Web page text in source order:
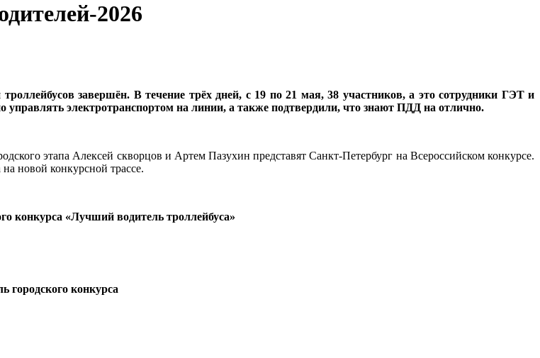
2026
завершён. В течение трёх дней, с 19 по 21 мая, 38 участников, а это сотрудники ГЭТ и
управлять электротранспортом на линии, а также подтвердили, что знают ПДД на отлично.
этапа Алексей скворцов и Артем Пазухин представят Санкт-Петербург на Всероссийском конкурсе.
новой конкурсной трассе.
конкурса «Лучший водитель троллейбуса»
городского конкурса